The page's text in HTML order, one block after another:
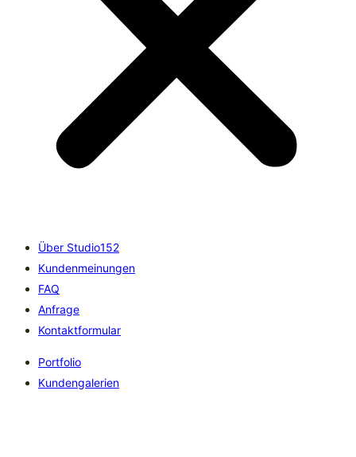
Über Studio152
Kundenmeinungen
FAQ
Anfrage
Kontaktformular
Portfolio
Kundengalerien